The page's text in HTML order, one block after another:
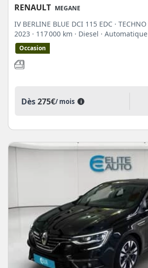
RENAULT MEGANE
IV BERLINE BLUE DCI 115 EDC · TECHNO
2023 · 117 000 km · Diesel · Automatique
Occasion
Dès275€/ mois i